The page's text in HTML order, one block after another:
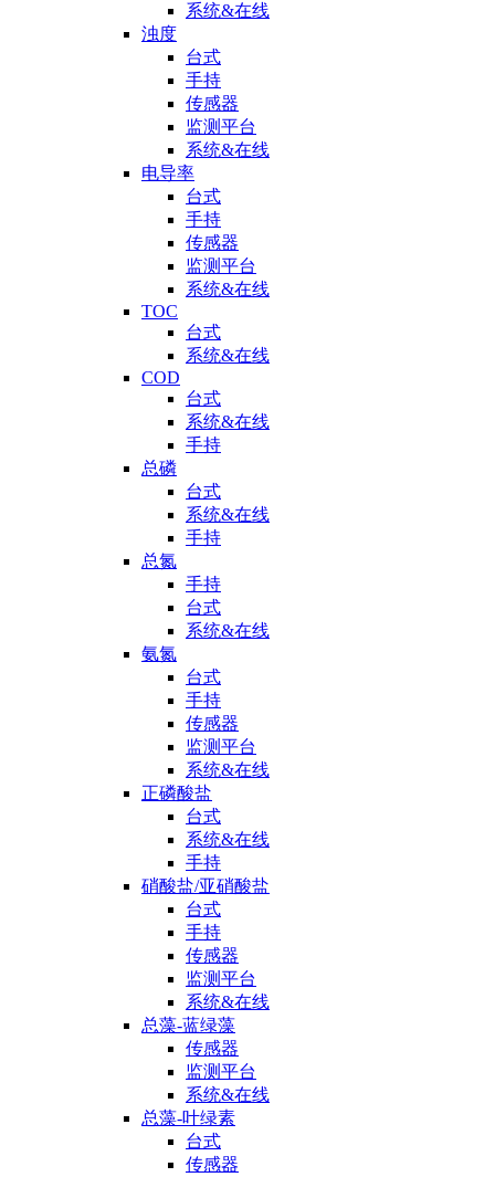
系统&在线
浊度
台式
手持
传感器
监测平台
系统&在线
电导率
台式
手持
传感器
监测平台
系统&在线
TOC
台式
系统&在线
COD
台式
系统&在线
手持
总磷
台式
系统&在线
手持
总氮
手持
台式
系统&在线
氨氮
台式
手持
传感器
监测平台
系统&在线
正磷酸盐
台式
系统&在线
手持
硝酸盐/亚硝酸盐
台式
手持
传感器
监测平台
系统&在线
总藻-蓝绿藻
传感器
监测平台
系统&在线
总藻-叶绿素
台式
传感器